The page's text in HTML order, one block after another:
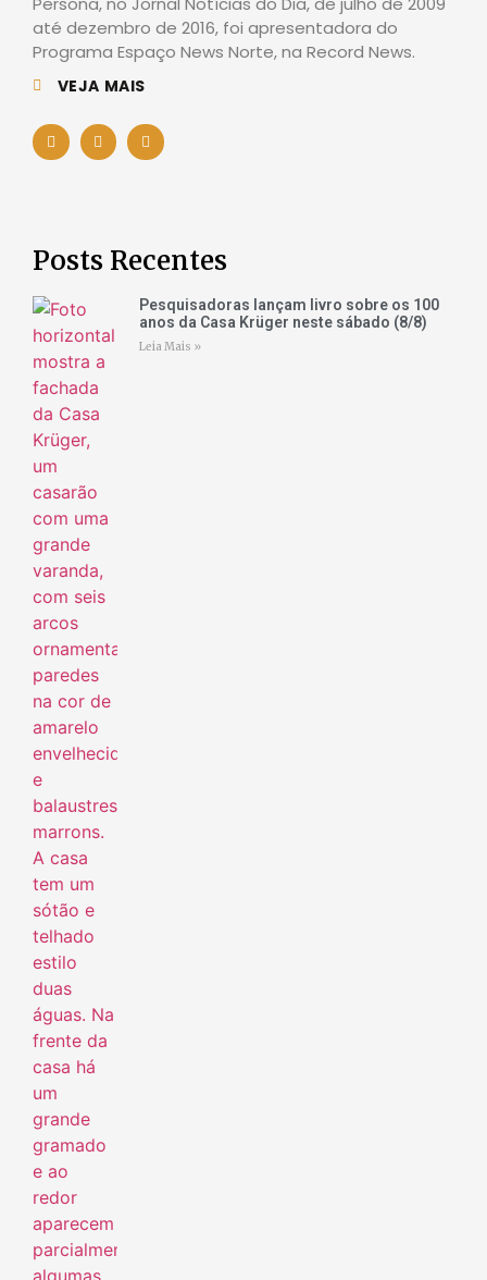
até dezembro de 2016, foi apresentadora do
Programa Espaço News Norte, na Record News.
VEJA MAIS
Posts Recentes
Pesquisadoras lançam livro sobre os 100
anos da Casa Krüger neste sábado (8/8)
Leia Mais »